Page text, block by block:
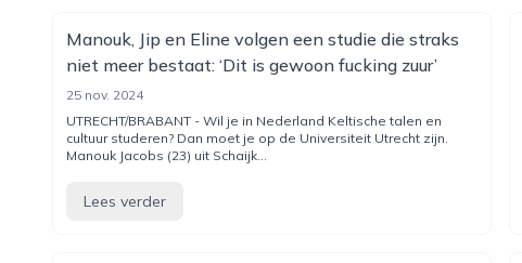
Manouk, Jip en Eline volgen een studie die straks
niet meer bestaat: ‘Dit is gewoon fucking zuur’
25 nov. 2024
UTRECHT/BRABANT - Wil je in Nederland Keltische talen en
cultuur studeren? Dan moet je op de Universiteit Utrecht zijn.
Manouk Jacobs (23) uit Schaijk...
Lees verder